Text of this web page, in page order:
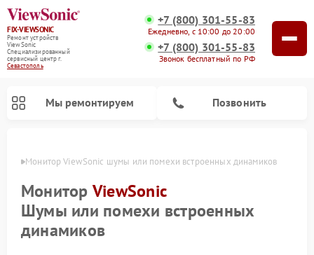
FIX-VIEWSONIC
Ремонт устройств
ViewSonic
Специализированный
cервисный центр г.
Севастополь
+7 (800) 301-55-83
Ежедневно, с 10:00 до 20:00
+7 (800) 301-55-83
Звонок бесплатный по РФ
Мы ремонтируем Позвонить
Монитор ViewSonic шумы или помехи встроенных динамиков
Монитор ViewSonic
Шумы или помехи встроенных
динамиков